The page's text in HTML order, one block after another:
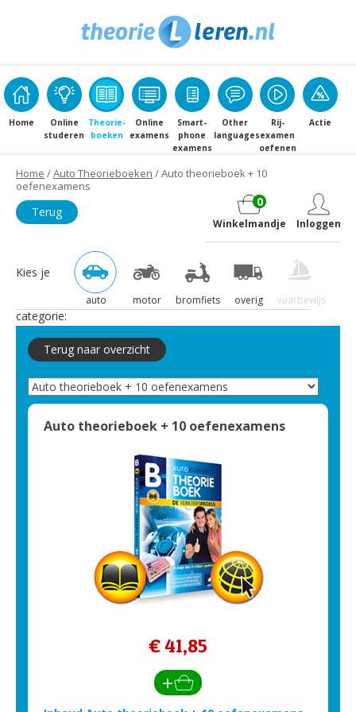
Home
Online
studeren
Theorie­
boeken
Online
examens
Smart­
phone
examens
Other
languages
Rij­
examen
oefenen
Actie
Home /Auto Theorieboeken / Auto theorieboek + 10
oefenexamens
Terug
0
Winkelmandje Inloggen
Kies je
categorie:
auto motor bromfiets overig vaarbewijs
Terug naar overzicht
Auto theorieboek + 10 oefenexamens
€ 41,85